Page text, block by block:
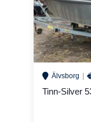
Älvsborg
Tinn-Silver